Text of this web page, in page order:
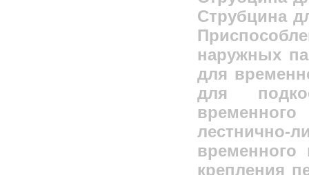
Струбцина
наружных
для
для
временного
крепления